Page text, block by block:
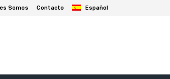
Somos Contacto Español